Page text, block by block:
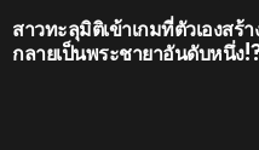
สาวทะลุมิติเข้าเกมที่ตัวเองสร้
กลายเป็นพระชายาอันดับหนึ่ง